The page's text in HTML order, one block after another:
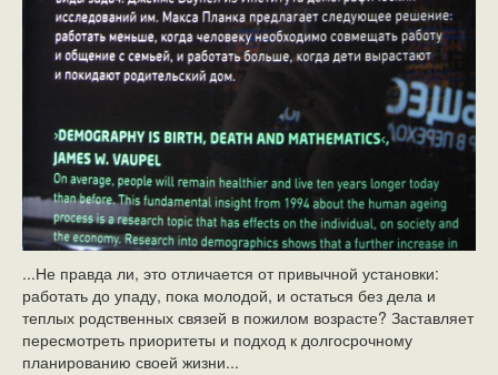
...Не правда ли, это отличается от привычной установки:
работать до упаду, пока молодой, и остаться без дела и
теплых родственных связей в пожилом возрасте? Заставляет
пересмотреть приоритеты и подход к долгосрочному
планированию своей жизни...